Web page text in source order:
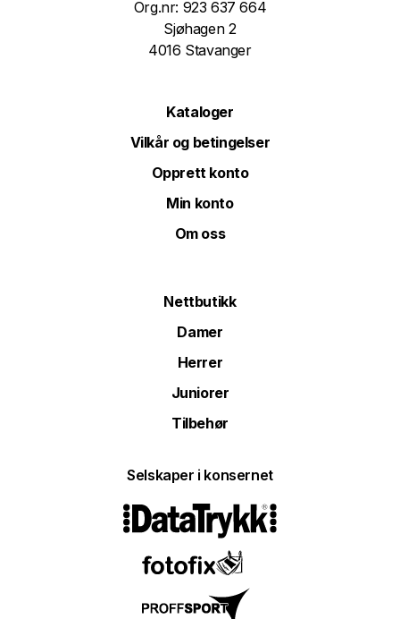
Org.nr: 923 637 664
Sjøhagen 2
4016 Stavanger
Kataloger
Vilkår og betingelser
Opprett konto
Min konto
Om oss
Nettbutikk
Damer
Herrer
Juniorer
Tilbehør
Selskaper i konsernet